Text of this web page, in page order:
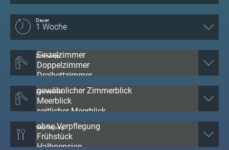
Dauer
Zimmertyp
Zimmerblick
Verpflegung